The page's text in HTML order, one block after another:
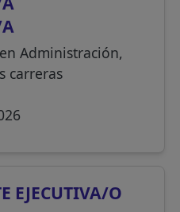
Administración,
carreras
EJECUTIVA/O